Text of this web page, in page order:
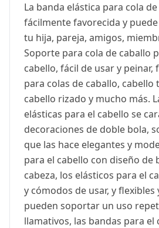
La banda elástica para cola
fácilmente favorecida y
tu hija, pareja, amigos,
Soporte para cola de caballo
cabello, fácil de usar y peinar,
para colas de caballo, cabello
cabello rizado y mucho más.
elásticas para el cabello se
decoraciones de doble bola,
que las hace elegantes y
para el cabello con diseño de
cabeza, los elásticos para el
y cómodos de usar, y
pueden soportar un uso
llamativos, las bandas para el